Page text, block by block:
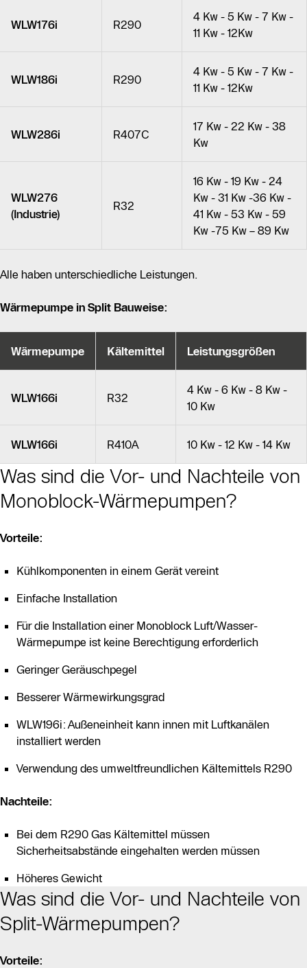
WLW176i R290
4 Kw - 5 Kw - 7 Kw -
11 Kw - 12Kw
WLW186i R290
4 Kw - 5 Kw - 7 Kw -
11 Kw - 12Kw
WLW286i R407C
17 Kw - 22 Kw - 38
Kw
WLW276
(Industrie)
R32
16 Kw - 19 Kw - 24
Kw - 31 Kw -36 Kw -
41 Kw - 53 Kw - 59
Kw -75 Kw – 89 Kw
Alle haben unterschiedliche Leistungen.
Wärmepumpe in Split Bauweise:
Wärmepumpe Kältemittel Leistungsgrößen
WLW166i R32
4 Kw - 6 Kw - 8 Kw -
10 Kw
WLW166i R410A 10 Kw - 12 Kw - 14 Kw
Was sind die Vor- und Nachteile von
Monoblock-Wärmepumpen?
Vorteile:
Kühlkomponenten in einem Gerät vereint
Einfache Installation
Für die Installation einer Monoblock Luft/Wasser-
Wärmepumpe ist keine Berechtigung erforderlich
Geringer Geräuschpegel
Besserer Wärmewirkungsgrad
WLW196i: Außeneinheit kann innen mit Luftkanälen
installiert werden
Verwendung des umweltfreundlichen Kältemittels R290
Nachteile:
Bei dem R290 Gas Kältemittel müssen
Sicherheitsabstände eingehalten werden müssen
Höheres Gewicht
Was sind die Vor- und Nachteile von
Split-Wärmepumpen?
Vorteile: